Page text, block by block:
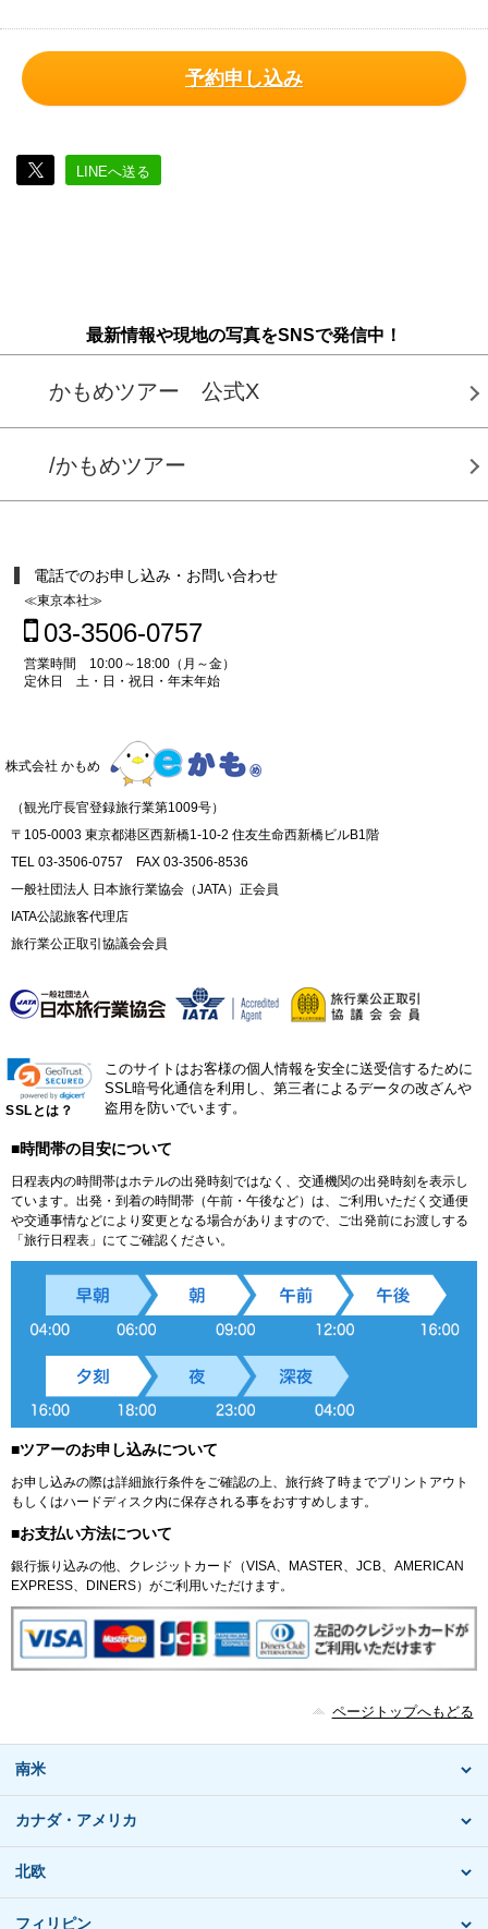
予約申し込み
LINEへ送る
最新情報や現地の写真をSNSで発信中！
かもめツアー 公式X
/かもめツアー
電話でのお申し込み・お問い合わせ
≪東京本社≫
03-3506-0757
営業時間 10:00～18:00（月～金）
定休日 土・日・祝日・年末年始
株式会社 かもめ
（観光庁長官登録旅行業第1009号）
〒105-0003 東京都港区西新橋1-10-2 住友生命西新橋ビルB1階
TEL 03-3506-0757 FAX 03-3506-8536
一般社団法人 日本旅行業協会（JATA）正会員
IATA公認旅客代理店
旅行業公正取引協議会会員
SSLとは？
このサイトはお客様の個人情報を安全に送受信するために
SSL暗号化通信を利用し、第三者によるデータの改ざんや
盗用を防いでいます。
■時間帯の目安について
日程表内の時間帯はホテルの出発時刻ではなく、交通機関の出発時刻を表示し
ています。出発・到着の時間帯（午前・午後など）は、ご利用いただく交通便
や交通事情などにより変更となる場合がありますので、ご出発前にお渡しする
「旅行日程表」にてご確認ください。
■ツアーのお申し込みについて
お申し込みの際は詳細旅行条件をご確認の上、旅行終了時までプリントアウト
もしくはハードディスク内に保存される事をおすすめします。
■お支払い方法について
銀行振り込みの他、クレジットカード（VISA、MASTER、JCB、AMERICAN
EXPRESS、DINERS）がご利用いただけます。
ページトップへもどる
南米
カナダ・アメリカ
北欧
フィリピン